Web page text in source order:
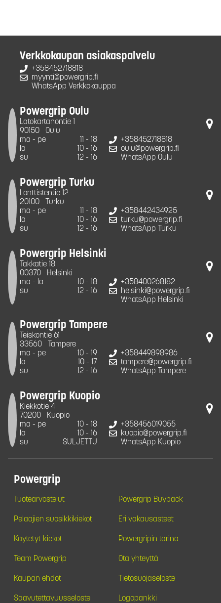
Verkkokaupan asiakaspalvelu
+358452718818
myynti@powergrip.fi
WhatsApp Verkkokauppa
Powergrip Oulu
Latokartanontie 1
90150
Oulu
ma - pe
11 - 18
la
10 - 16
su
12 - 16
+358452718818
oulu@powergrip.fi
WhatsApp Oulu
Powergrip Turku
Lonttistentie 12
20100
Turku
ma - pe
11 - 18
la
10 - 16
su
12 - 16
+358442434925
turku@powergrip.fi
WhatsApp Turku
Powergrip Helsinki
Takkatie 18
00370
Helsinki
ma - la
10 - 18
su
12 - 16
+358400268182
helsinki@powergrip.fi
WhatsApp Helsinki
Powergrip Tampere
Teiskontie 61
33560
Tampere
ma - pe
10 - 19
la
10 - 17
su
12 - 16
+358449898986
tampere@powergrip.fi
WhatsApp Tampere
Powergrip Kuopio
Kiekkotie 4
70200
Kuopio
ma - pe
10 - 18
la
10 - 16
su
SULJETTU
+358456019055
kuopio@powergrip.fi
WhatsApp Kuopio
Powergrip
Tuotearvostelut Powergrip Buyback
Pelaajien suosikkikiekot Eri vakausasteet
Käytetyt kiekot Powergripin tarina
Team Powergrip Ota yhteyttä
Kaupan ehdot Tietosuojaseloste
Saavutettavuusseloste Logopankki